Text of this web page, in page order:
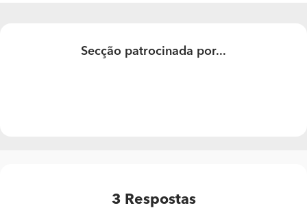
Secção patrocinada por...
3 Respostas